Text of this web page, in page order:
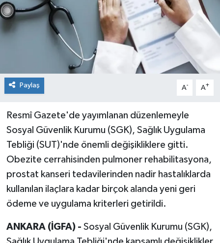
Paylaş A- A+
Resmî Gazete'de yayımlanan düzenlemeyle
Sosyal Güvenlik Kurumu (SGK), Sağlık Uygulama
Tebliği (SUT)'nde önemli değişikliklere gitti.
Obezite cerrahisinden pulmoner rehabilitasyona,
prostat kanseri tedavilerinden nadir hastalıklarda
kullanılan ilaçlara kadar birçok alanda yeni geri
ödeme ve uygulama kriterleri getirildi.
ANKARA (İGFA) - Sosyal Güvenlik Kurumu (SGK),